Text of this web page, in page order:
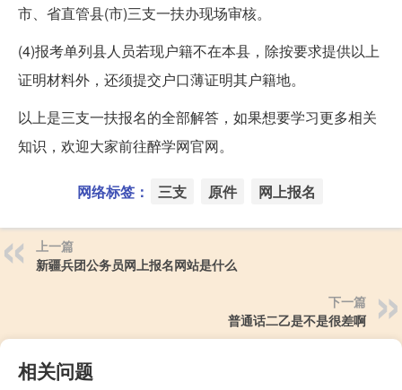
市、省直管县(市)三支一扶办现场审核。
(4)报考单列县人员若现户籍不在本县，除按要求提供以上
证明材料外，还须提交户口薄证明其户籍地。
以上是三支一扶报名的全部解答，如果想要学习更多相关
知识，欢迎大家前往醉学网官网。
网络标签： 三支 原件 网上报名
上一篇
新疆兵团公务员网上报名网站是什么
下一篇
普通话二乙是不是很差啊
相关问题